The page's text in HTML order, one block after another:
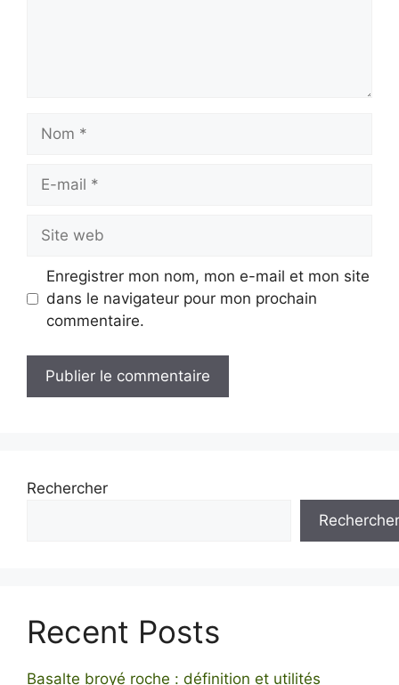
Nom
Site
web
Enregistrer mon nom, mon e-mail et mon site
dans le navigateur pour mon prochain
commentaire.
Rechercher
Rechercher
Recent Posts
Basalte broyé roche : définition et utilités